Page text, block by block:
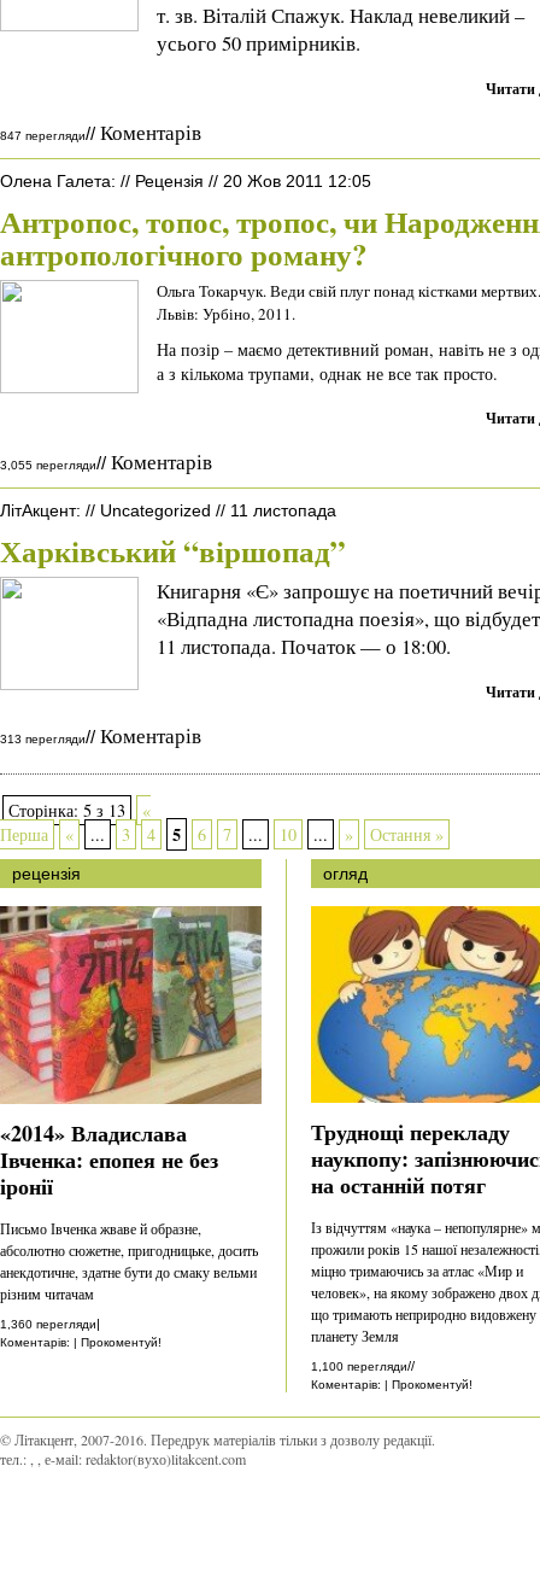
т. зв. Віталій Спажук. Наклад невеликий –
усього 50 примірників.
Читати
847 перегляди// Коментарів
Олена Галета: // Рецензія // 20 Жов 2011 12:05
Антропос, топос, тропос, чи
антропологічного роману?
Ольга Токарчук. Веди свій плуг понад кістками
Львів: Урбіно, 2011.
На позір – маємо детективний роман, навіть не з
а з кількома трупами, однак не все так просто.
Читати
3,055 перегляди// Коментарів
ЛітАкцент: // Uncategorized // 11 листопада
Харківський “віршопад”
Книгарня «Є» запрошує на поетичний
«Відпадна листопадна поезія», що
11 листопада. Початок — о 18:00.
Читати
313 перегляди// Коментарів
Сторінка: 5 з 13
«
Перша
« ... 3 4 5 6 7 ... 10 ... » Остання »
рецензія
«2014» Владислава
Івченка: епопея не без
іронії
Письмо Івченка жваве й образне,
абсолютно сюжетне, пригодницьке, досить
анекдотичне, здатне бути до смаку вельми
різним читачам
1,360 перегляди|
Коментарів: | Прокоментуй!
огляд
Труднощі перекладу
наукпопу:
на останній потяг
Із відчуттям «наука – непопулярне»
прожили років 15 нашої
міцно тримаючись за атлас «Мир и
человек», на якому зображено двох
що тримають неприродно видовжену
планету Земля
1,100 перегляди//
Коментарів: | Прокоментуй!
© Літакцент, 2007-2016. Передрук матеріалів тільки з дозволу редакції.
тел.:
, е-маіl:redaktor(вухо)litakcent.com